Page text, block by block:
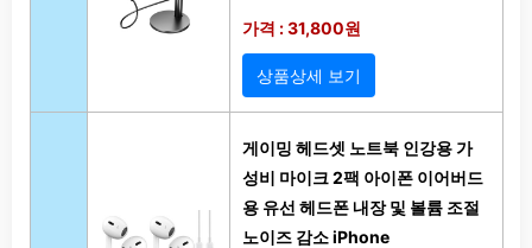
가격 : 31,800원
상품상세 보기
게이밍 헤드셋 노트북 인강용 가
성비 마이크 2팩 아이폰 이어버드
용 유선 헤드폰 내장 및 볼륨 조절
노이즈 감소 iPhone